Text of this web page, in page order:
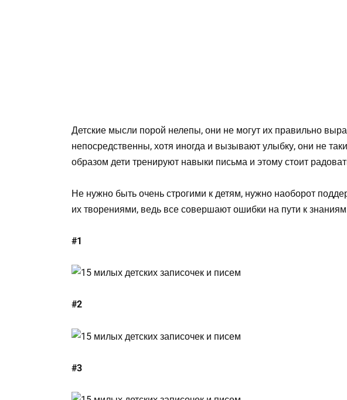
Детские мысли порой нелепы, они не могут их правильно
непосредственны, хотя иногда и вызывают улыбку, они не
образом дети тренируют навыки письма и этому стоит
Не нужно быть очень строгими к детям, нужно наоборот
их творениями, ведь все совершают ошибки на пути к
#1
#2
#3